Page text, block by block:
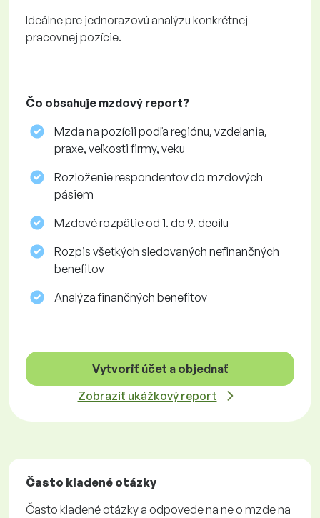
Ideálne pre jednorazovú analýzu konkrétnej
pracovnej pozície.
Čo obsahuje mzdový report?
Mzda na pozícii podľa regiónu, vzdelania,
praxe, veľkosti firmy, veku
Rozloženie respondentov do mzdových
pásiem
Mzdové rozpätie od 1. do 9. decilu
Rozpis všetkých sledovaných nefinančných
benefitov
Analýza finančných benefitov
Vytvoriť účet a objednať
Zobraziť ukážkový report
Často kladené otázky
Často kladené otázky a odpovede na ne o mzde na